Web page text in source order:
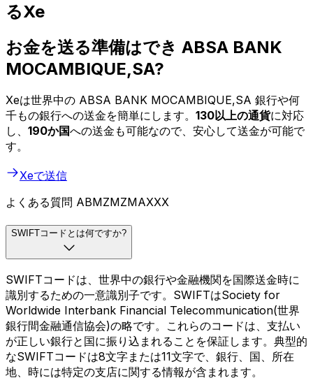
るXe
お金を送る準備はでき ABSA BANK
MOCAMBIQUE,SA?
Xeは世界中の ABSA BANK MOCAMBIQUE,SA 銀行や何
千もの銀行への送金を簡単にします。 130以上の通貨に対応
し、 190か国への送金も可能なので、安心して送金が可能で
す。
Xeで送信
よくある質問 ABMZMZMAXXX
SWIFTコードとは何ですか?
SWIFTコードは、世界中の銀行や金融機関を国際送金時に
識別するための一意識別子です。SWIFTはSociety for
Worldwide Interbank Financial Telecommunication(世界
銀行間金融通信協会)の略です。これらのコードは、支払い
が正しい銀行と国に振り込まれることを保証します。典型的
なSWIFTコードは8文字または11文字で、銀行、国、所在
地、時には特定の支店に関する情報が含まれます。